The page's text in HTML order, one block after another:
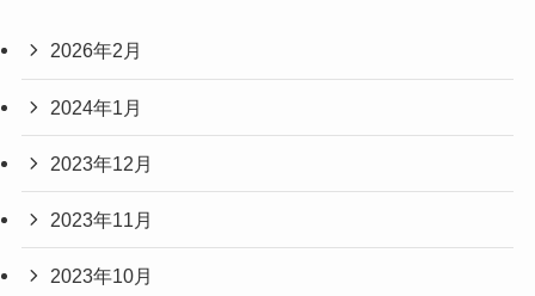
2026年2月
2024年1月
2023年12月
2023年11月
2023年10月